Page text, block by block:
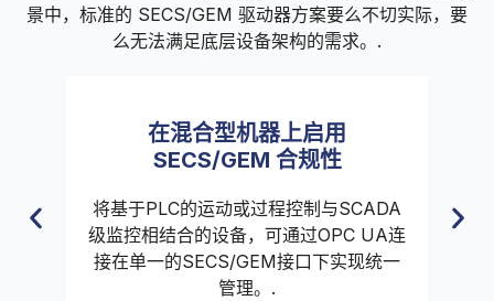
景中，标准的 SECS/GEM 驱动器方案要么不切实际，要
么无法满足底层设备架构的需求。.
在混合型机器上启用
SECS/GEM 合规性
将基于PLC的运动或过程控制与SCADA
级监控相结合的设备，可通过OPC UA连
接在单一的SECS/GEM接口下实现统一
管理。.